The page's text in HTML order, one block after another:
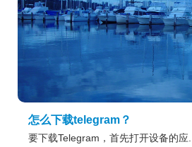
怎么下载telegram？
要下载Telegram，首先打开设备的应...